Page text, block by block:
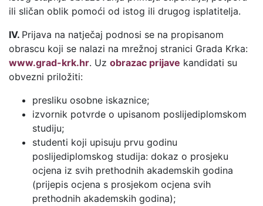
ili sličan oblik pomoći od istog ili drugog isplatitelja.
IV. Prijava na natječaj podnosi se na propisanom
obrascu koji se nalazi na mrežnoj stranici Grada Krka:
www.grad-krk.hr. Uz obrazac prijave kandidati su
obvezni priložiti:
presliku osobne iskaznice;
izvornik potvrde o upisanom poslijediplomskom
studiju;
studenti koji upisuju prvu godinu
poslijediplomskog studija: dokaz o prosjeku
ocjena iz svih prethodnih akademskih godina
(prijepis ocjena s prosjekom ocjena svih
prethodnih akademskih godina);